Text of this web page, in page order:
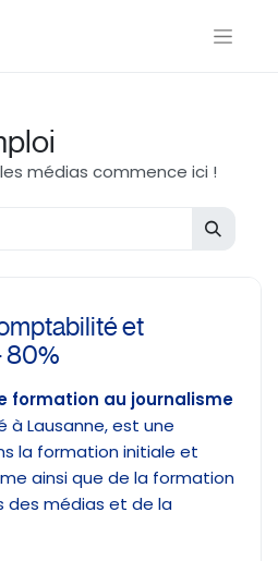
médias commence ici !
et
80%
formation au journalisme
à Lausanne, est une
la formation initiale et
ainsi que de la formation
des médias et de la